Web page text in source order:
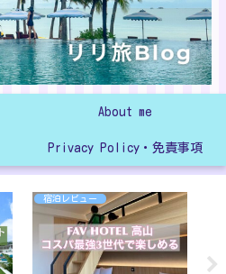
About me
Privacy Policy・免責事項
宿泊レビュー